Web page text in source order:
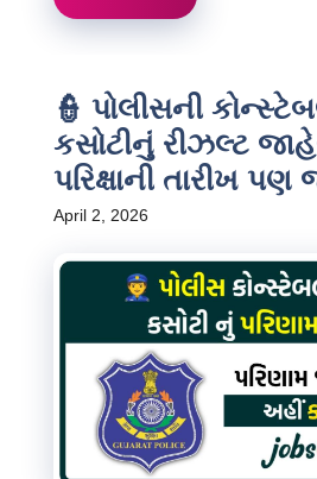
👮 પોલીસની
કસોટીનું રીઝલ્ટ
પરિક્ષાની તારીખ પણ
April 2, 2026